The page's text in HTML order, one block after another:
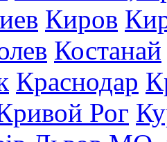
Киров
Костанай
Краснодар
Рог